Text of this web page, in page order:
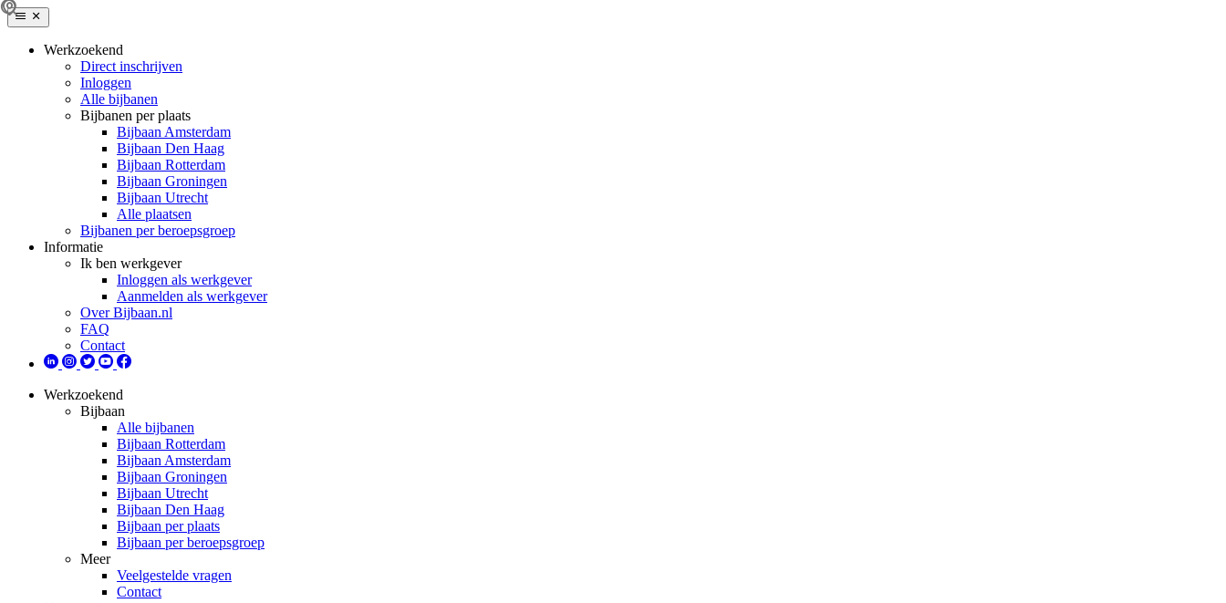
Werkzoekend
Direct inschrijven
Inloggen
Alle bijbanen
Bijbanen per plaats
Bijbaan Amsterdam
Bijbaan Den Haag
Bijbaan Rotterdam
Bijbaan Groningen
Bijbaan Utrecht
Alle plaatsen
Bijbanen per beroepsgroep
Informatie
Ik ben werkgever
Inloggen als werkgever
Aanmelden als werkgever
Over Bijbaan.nl
FAQ
Contact
Werkzoekend
Bijbaan
Alle bijbanen
Bijbaan Rotterdam
Bijbaan Amsterdam
Bijbaan Groningen
Bijbaan Utrecht
Bijbaan Den Haag
Bijbaan per plaats
Bijbaan per beroepsgroep
Meer
Veelgestelde vragen
Contact